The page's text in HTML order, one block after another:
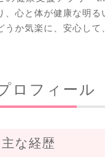
、心と体が健康な明る
うか気楽に、安心して
ロフィール
主な経歴